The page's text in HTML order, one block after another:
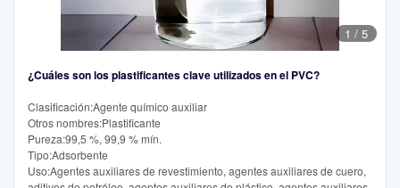
1 / 5
¿Cuáles son los plastificantes clave utilizados en el PVC?
Clasificación:Agente químico auxiliar
Otros nombres:Plastificante
Pureza:99,5 %, 99,9 % mín.
Tipo:Adsorbente
Uso:Agentes auxiliares de revestimiento, agentes auxiliares de cuero,